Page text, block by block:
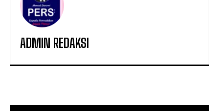
ADMIN REDAKSI